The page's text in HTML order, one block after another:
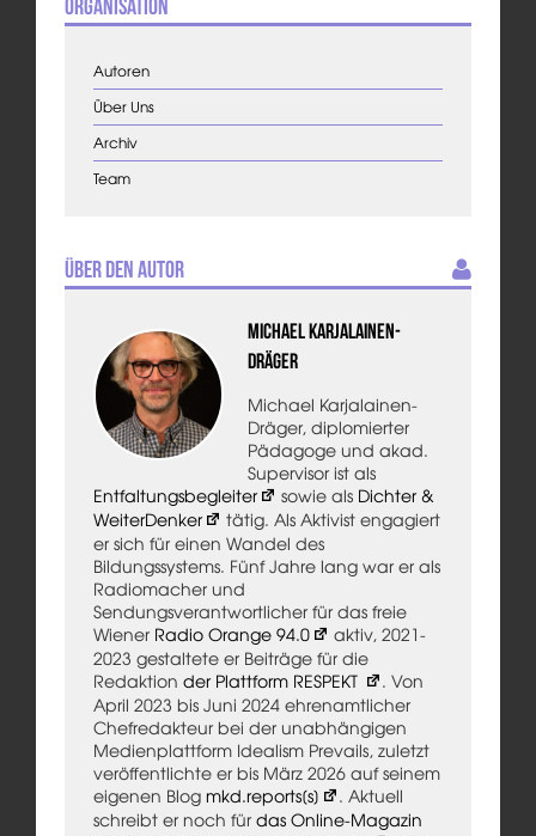
Organisation
Autoren
Über Uns
Archiv
Team
Über den Autor
Michael Karjalainen-
Dräger
Michael Karjalainen-
Dräger, diplomierter
Pädagoge und akad.
Supervisor ist als
Entfaltungsbegleiter
sowie als Dichter &
WeiterDenker
tätig. Als Aktivist engagiert
er sich für einen Wandel des
Bildungssystems. Fünf Jahre lang war er als
Radiomacher und
Sendungsverantwortlicher für das freie
Wiener Radio Orange 94.0
aktiv, 2021-
2023 gestaltete er Beiträge für die
Redaktion der Plattform RESPEKT
. Von
April 2023 bis Juni 2024 ehrenamtlicher
Chefredakteur bei der unabhängigen
Medienplattform Idealism Prevails, zuletzt
veröffentlichte er bis März 2026 auf seinem
eigenen Blog mkd.reports[s]
. Aktuell
schreibt er noch für das Online-Magazin